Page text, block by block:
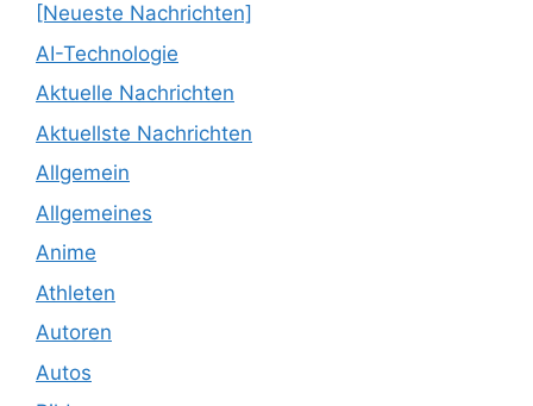
[Neueste Nachrichten]
AI-Technologie
Aktuelle Nachrichten
Aktuellste Nachrichten
Allgemein
Allgemeines
Anime
Athleten
Autoren
Autos